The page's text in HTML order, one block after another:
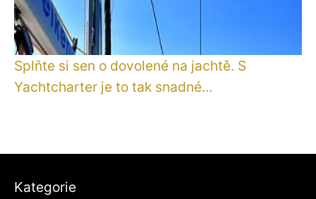
Splňte si sen o dovolené na jachtě. S
Yachtcharter je to tak snadné...
Kategorie